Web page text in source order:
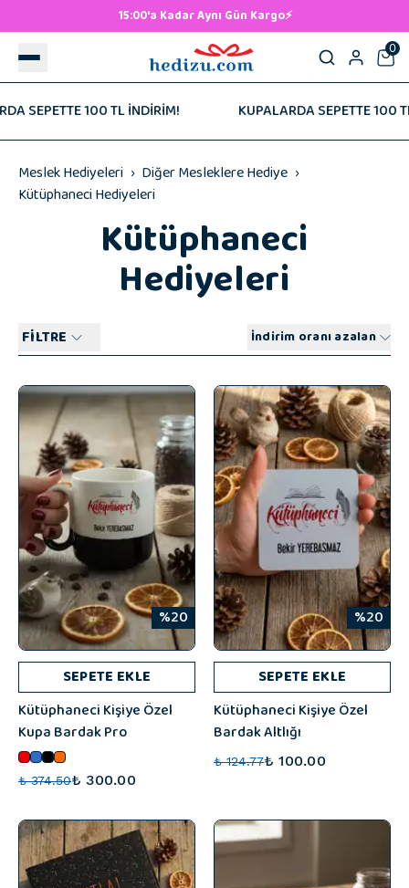
15:00'a Kadar Aynı Gün Kargo⚡
0
TL İNDİRİM! KUPALARDA SEPETTE 100 TL İNDİRİM!
Meslek Hediyeleri
Diğer Mesleklere Hediye
Kütüphaneci Hediyeleri
Kütüphaneci
Hediyeleri
FİLTRE İndirim oranı azalan
%20
SEPETE EKLE
Kütüphaneci Kişiye Özel
Kupa Bardak Pro
₺ 374.50₺ 300.00
%20
SEPETE EKLE
Kütüphaneci Kişiye Özel
Bardak Altlığı
₺ 124.77₺ 100.00